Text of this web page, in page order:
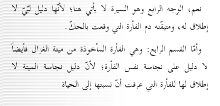
نعم، الوجه الرابع وهو السيرة لا يأتي هنا؛ لأنّها دليل لبّيّ لا
إطلاق له، ومتيقّنه دم الفأرة التي وقعت بالحكّ.
وأمّا القسم الرابع: وهي الفأرة المأخوذة من ميتة الغزال فأيضاً
لا دليل على نجاسة نفس الفأرة؛ لأنّ دليل نجاسة الميتة لا
إطلاق لها للفأرة التي عرفت أنّ نسبتها إلى الحياة